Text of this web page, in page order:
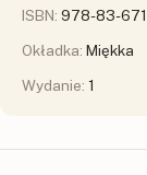
ISBN: 978-83-
Okładka: Miękka
Wydanie: 1